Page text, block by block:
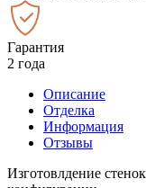
Гарантия
2 года
Описание
Отделка
Информация
Отзывы
Изготовлдение